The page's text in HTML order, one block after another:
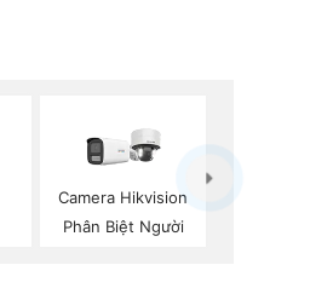
Camera Hikvision
Phân Biệt Người